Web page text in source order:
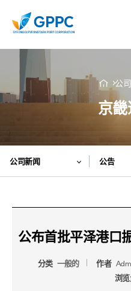
公
京畿
公司新闻 公告
公布首批平泽港口
分类 一般的 作者
浏